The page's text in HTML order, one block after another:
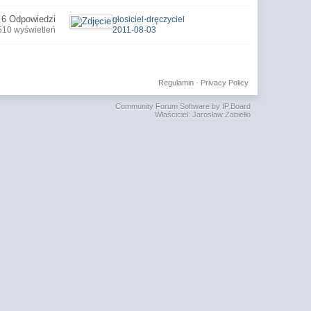
6 Odpowiedzi
wyświetleń
głosiciel-dręczyciel
2011-08-03
Privacy Policy
Regulamin·
Community Forum Software by IP.Board
Właściciel: Jarosław Zabiełło